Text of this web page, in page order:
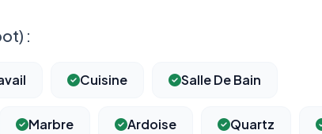
:
Cuisine Salle De Bain
Marbre Ardoise Quartz